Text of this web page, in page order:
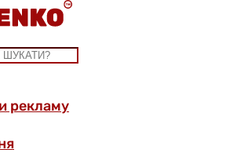
рекламу